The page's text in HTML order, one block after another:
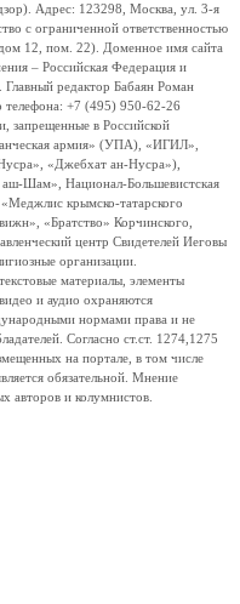
Адрес: 123298, Москва, ул. 3-я
с ограниченной ответственностью
12, пом. 22). Доменное имя сайта
– Российская Федерация и
редактор Бабаян Роман
+7 (495) 950-62-26
запрещенные в Российской
армия» (УПА), «ИГИЛ»,
«Джебхат ан-Нусра»),
Шам», Национал-Большевистская
крымско-татарского
«Братство» Корчинского,
центр Свидетелей Иеговы
организации.
материалы, элементы
и аудио охраняются
нормами права и не
Согласно ст.ст. 1274,1275
на портале, в том числе
обязательной. Мнение
авторов и колумнистов.